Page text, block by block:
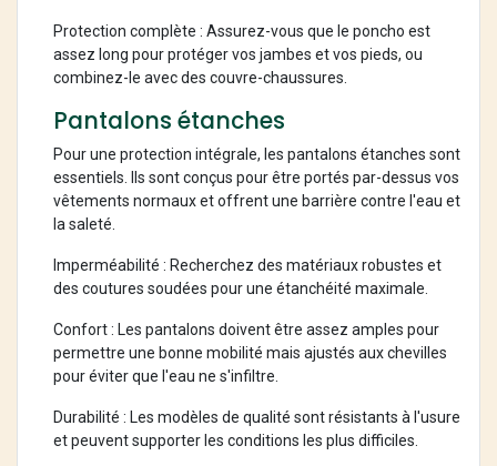
Protection complète : Assurez-vous que le poncho est
assez long pour protéger vos jambes et vos pieds, ou
combinez-le avec des couvre-chaussures.
Pantalons étanches
Pour une protection intégrale, les pantalons étanches sont
essentiels. Ils sont conçus pour être portés par-dessus vos
vêtements normaux et offrent une barrière contre l'eau et
la saleté.
Imperméabilité : Recherchez des matériaux robustes et
des coutures soudées pour une étanchéité maximale.
Confort : Les pantalons doivent être assez amples pour
permettre une bonne mobilité mais ajustés aux chevilles
pour éviter que l'eau ne s'infiltre.
Durabilité : Les modèles de qualité sont résistants à l'usure
et peuvent supporter les conditions les plus difficiles.